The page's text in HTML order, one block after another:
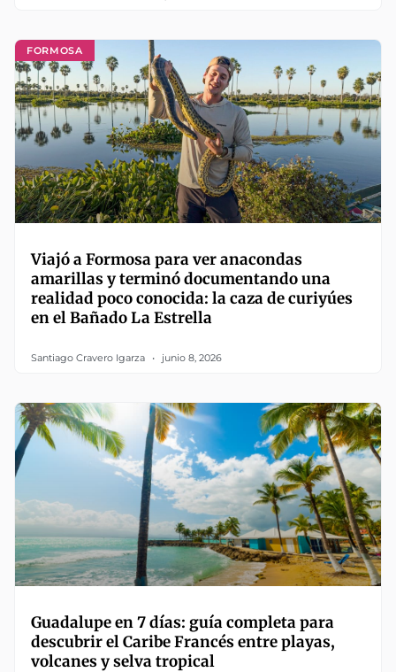
FORMOSA
Viajó a Formosa para ver anacondas
amarillas y terminó documentando una
realidad poco conocida: la caza de curiyúes
en el Bañado La Estrella
Santiago Cravero Igarza junio 8, 2026
Guadalupe en 7 días: guía completa para
descubrir el Caribe Francés entre playas,
volcanes y selva tropical